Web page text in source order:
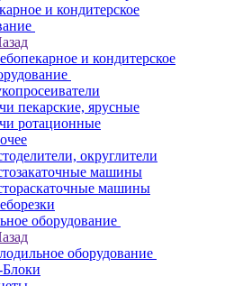
и кондитерское
и кондитерское
пекарские, ярусные
ротационные
округлители
машины
машины
оборудование
оборудование